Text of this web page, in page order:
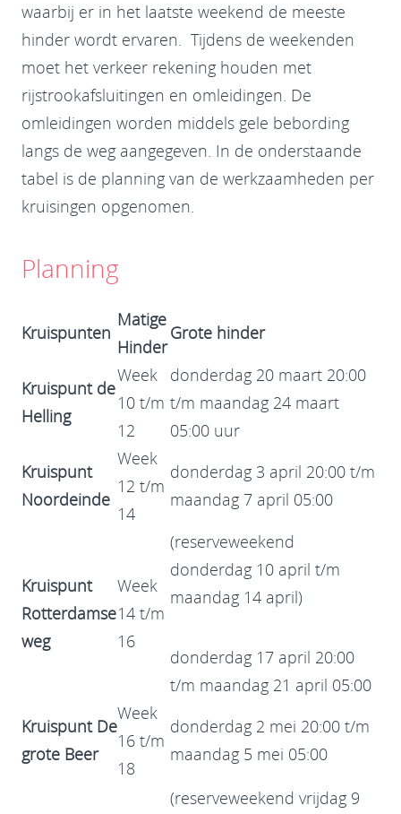
waarbij er in het laatste weekend de meeste
hinder wordt ervaren. Tijdens de weekenden
moet het verkeer rekening houden met
rijstrookafsluitingen en omleidingen. De
omleidingen worden middels gele bebording
langs de weg aangegeven. In de onderstaande
tabel is de planning van de werkzaamheden per
kruisingen opgenomen.
Planning
Kruispunten
Matige
Hinder
Grote hinder
Kruispunt de
Helling
Week
10 t/m
12
donderdag 20 maart 20:00
t/m maandag 24 maart
05:00 uur
Kruispunt
Noordeinde
Week
12 t/m
14
donderdag 3 april 20:00 t/m
maandag 7 april 05:00
Kruispunt
Rotterdamse
weg
Week
14 t/m
16
(reserveweekend
donderdag 10 april t/m
maandag 14 april)
donderdag 17 april 20:00
t/m maandag 21 april 05:00
Kruispunt De
grote Beer
Week
16 t/m
18
donderdag 2 mei 20:00 t/m
maandag 5 mei 05:00
(reserveweekend vrijdag 9